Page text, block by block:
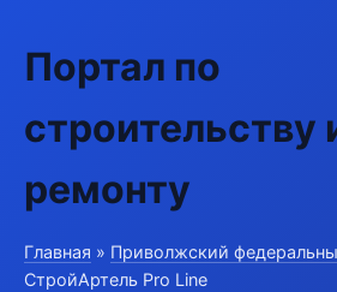
Портал по
строительству
ремонту
Главная » Приволжский
СтройАртель Pro Line